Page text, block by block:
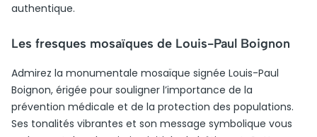
authentique.
Les fresques mosaïques de Louis-Paul Boignon
Admirez la monumentale mosaïque signée Louis-Paul
Boignon, érigée pour souligner l’importance de la
prévention médicale et de la protection des populations.
Ses tonalités vibrantes et son message symbolique vous